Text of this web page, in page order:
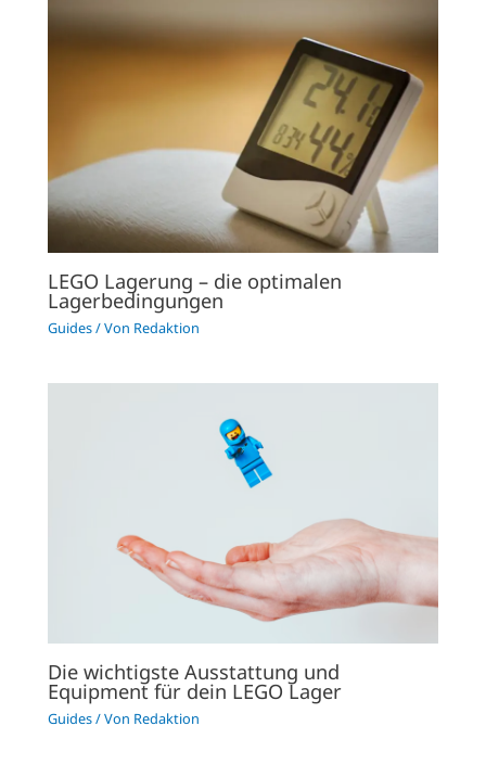
LEGO Lagerung – die optimalen
Lagerbedingungen
Guides/ Von Redaktion
Die wichtigste Ausstattung und
Equipment für dein LEGO Lager
Guides/ Von Redaktion